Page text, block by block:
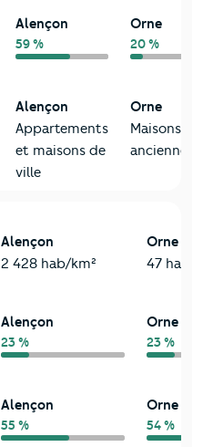
Alençon
59 %
Orne
20 %
Alençon
Appartements
et maisons de
ville
Orne
Maisons
anciennes
Alençon
2 428 hab/km²
Orne
47 hab/
Alençon
23 %
Orne
23 %
Alençon
55 %
Orne
54 %